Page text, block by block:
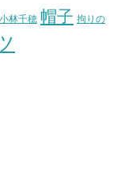
小林千穂 帽子 拘りの